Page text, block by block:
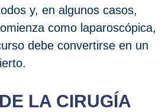
y, en algunos casos,
como laparoscópica,
debe convertirse en un
LA CIRUGÍA